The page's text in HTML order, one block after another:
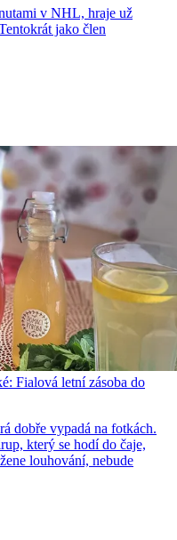
v NHL, hraje už
jako člen
Fialová letní zásoba do
dobře vypadá na fotkách.
který se hodí do čaje,
louhování, nebude